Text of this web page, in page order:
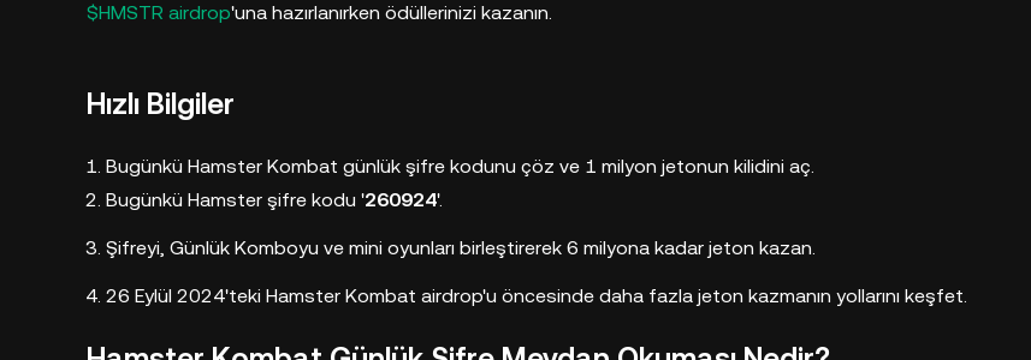
$HMSTR airdrop'una hazırlanırken ödüllerinizi kazanın.
Hızlı Bilgiler
Bugünkü Hamster Kombat günlük şifre kodunu çöz ve 1 milyon jetonun kilidini aç.
Bugünkü Hamster şifre kodu '260924'.
Şifreyi, Günlük Komboyu ve mini oyunları birleştirerek 6 milyona kadar jeton kazan.
26 Eylül 2024'teki Hamster Kombat airdrop'u öncesinde daha fazla jeton kazmanın yollarını keşfet.